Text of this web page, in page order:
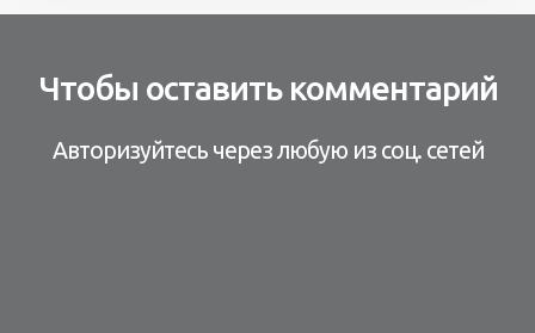
Чтобы оставить комментарий
Авторизуйтесь через любую из соц. сетей